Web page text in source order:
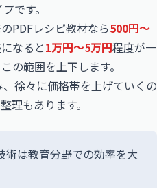
です。
PDFレシピ教材なら500円〜
なると1万円〜5万円程度が一
の範囲を上下します。
徐々に価格帯を上げていくの
理もあります。
術は教育分野での効率を大